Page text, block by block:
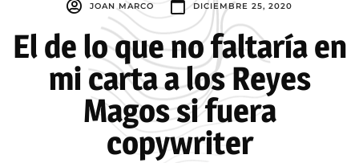
JOAN MARCO DICIEMBRE 25, 2020
El de lo que no faltaría en
mi carta a los Reyes
Magos si fuera
copywriter